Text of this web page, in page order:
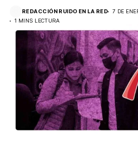
REDACCIÓN RUIDO EN LA RED
7 DE
1 MINS LECTURA